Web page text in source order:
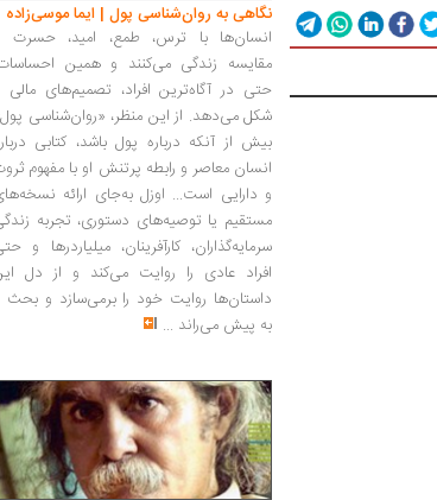
نگاهی به روان‌شناسی پول | ایما موسی‌زاده
انسان‌ها با ترس، طمع، امید، حسرت
مقایسه زندگی می‌کنند و همین
حتی در آگاه‌ترین افراد، تصمیم‌های مالی
شکل می‌دهد. از این منظر، «روان‌شناسی
بیش از آنکه درباره پول باشد، کتابی
انسان معاصر و رابطه پرتنش او با مفهوم
و دارایی است... اوزل به‌جای ارائه
مستقیم یا توصیه‌های دستوری، تجربه
سرمایه‌گذاران، کارآفرینان، میلیاردرها و
افراد عادی را روایت می‌کند و از دل
داستان‌ها روایت خود را برمی‌سازد و بحث
به پیش می‌راند ...